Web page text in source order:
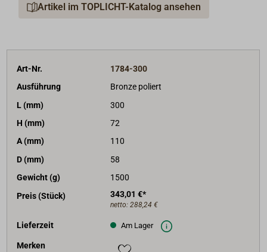
Artikel im TOPLICHT-Katalog ansehen
Art-Nr.
1784-300
Ausführung
Bronze poliert
L (mm)
300
H (mm)
72
A (mm)
110
D (mm)
58
Gewicht (g)
1500
Preis (Stück)
343,01 €*
netto: 288,24 €
Lieferzeit Am Lager
Merken